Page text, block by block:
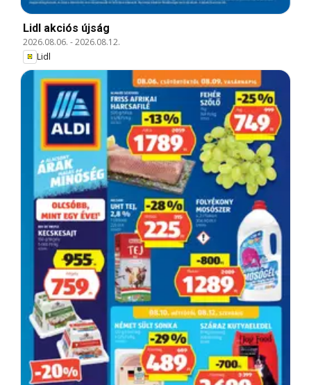
Lidl akciós újság
2026.08.06. -2026.08.12.
Lidl